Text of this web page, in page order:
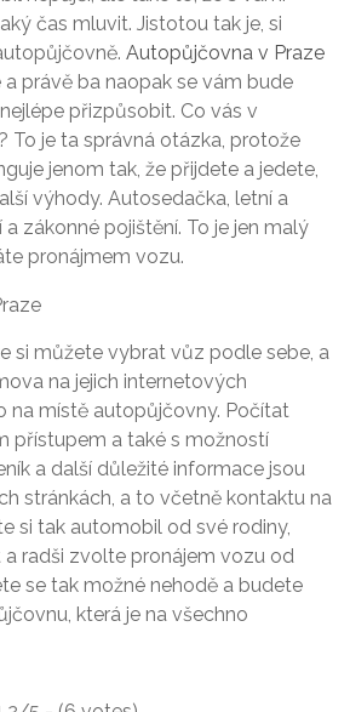
čas mluvit. Jistotou tak je, si
Autopůjčovna v Praze
právě ba naopak se vám bude
přizpůsobit. Co vás v
To je ta správná otázka, protože
jenom tak, že přijdete a jedete,
výhody. Autosedačka, letní a
a zákonné pojištění. To je jen malý
pronájmem vozu.
si můžete vybrat vůz podle sebe, a
na jejich internetových
na místě autopůjčovny. Počítat
přístupem a také s možností
a další důležité informace jsou
stránkách, a to včetně kontaktu na
si tak automobil od své rodiny,
radši zvolte pronájem vozu od
se tak možné nehodě a budete
která je na všechno